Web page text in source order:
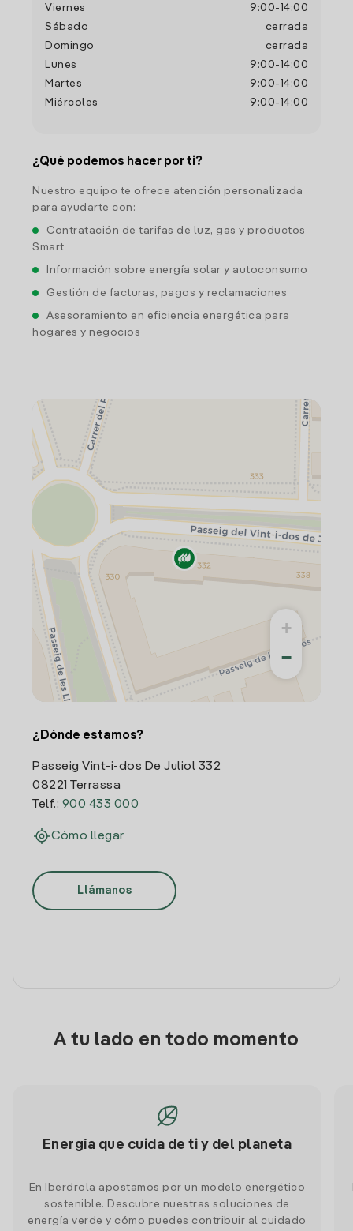
Viernes
9:00- 14:00
Sábado
cerrada
Domingo
cerrada
Lunes
9:00- 14:00
Martes
9:00- 14:00
Miércoles
9:00- 14:00
¿Qué podemos hacer por ti?
Nuestro equipo te ofrece atención personalizada
para ayudarte con:
Contratación de tarifas de luz, gas y productos
Smart
Información sobre energía solar y autoconsumo
Gestión de facturas, pagos y reclamaciones
Asesoramiento en eficiencia energética para
hogares y negocios
+
−
¿Dónde estamos?
Passeig Vint-i-dos De Juliol 332
08221 Terrassa
Telf.: 900 433 000
Cómo llegar
Llámanos
A tu lado en todo momento
Energía que cuida de ti y del planeta
En Iberdrola apostamos por un modelo energético
sostenible. Descubre nuestras soluciones de
energía verde y cómo puedes contribuir al cuidado